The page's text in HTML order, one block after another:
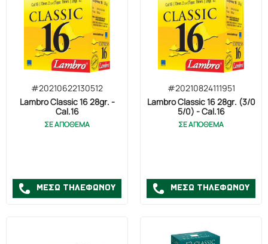
#20210622130512
Lambro Classic 16 28gr. -
Cal.16
ΣΕ ΑΠΟΘΕΜΑ
ΜΕΣΩ ΤΗΛΕΦΩΝΟΥ
#20210824111951
Lambro Classic 16 28gr. (3/0
5/0) - Cal.16
ΣΕ ΑΠΟΘΕΜΑ
ΜΕΣΩ ΤΗΛΕΦΩΝΟΥ